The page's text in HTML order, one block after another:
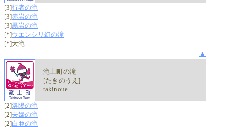
[3]行者の滝
[3]赤岩の滝
[3]黒岩の滝
[*]ウエンシリ幻の滝
[*]大滝
▲
滝上町の滝
[たきのうえ]
takinoue
[2]洛陽の滝
[2]夫婦の滝
[2]白亜の滝